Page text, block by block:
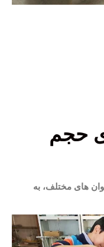
حجم
های مختلف، به